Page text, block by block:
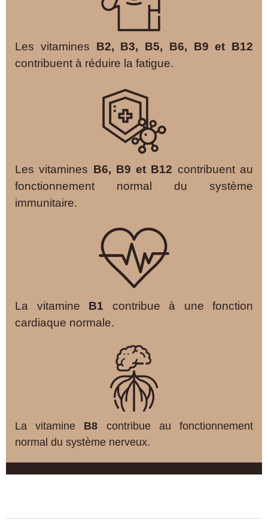
Les vitamines B2, B3, B5, B6, B9 et B12
contribuent à réduire la fatigue.
Les vitamines B6, B9 et B12 contribuent au
fonctionnement normal du système
immunitaire.
La vitamine B1 contribue à une fonction
cardiaque normale.
La vitamine B8 contribue au fonctionnement
normal du système nerveux.